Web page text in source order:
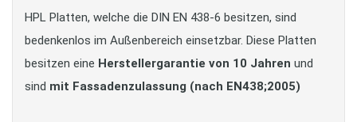
HPL Platten, welche die DIN EN 438-6 besitzen, sind
bedenkenlos im Außenbereich einsetzbar. Diese Platten
besitzen eine Herstellergarantie von 10 Jahren und
sind mit Fassadenzulassung (nach EN438;2005)